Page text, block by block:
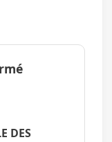
DES